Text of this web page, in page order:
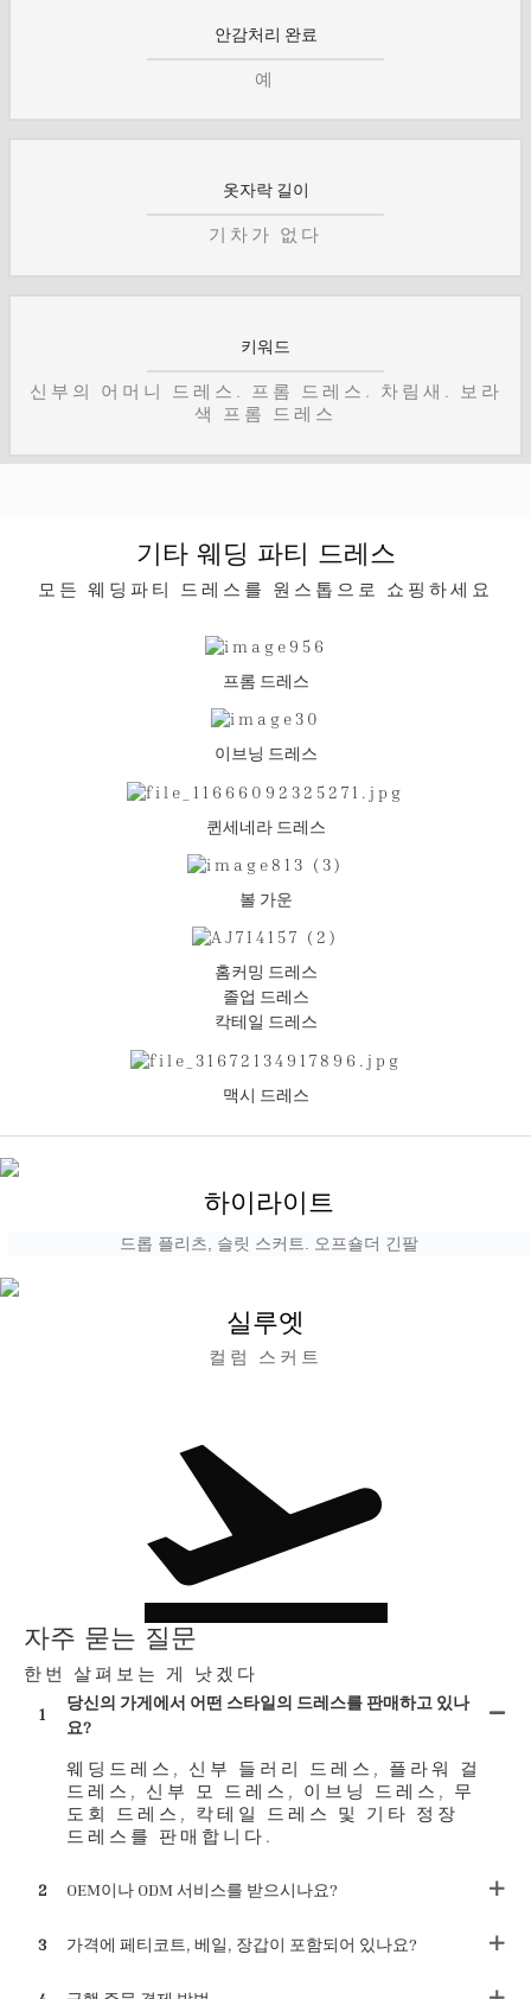
안감처리 완료
예
옷자락 길이
기차가 없다
키워드
신부의 어머니 드레스. 프롬 드레스. 차림새. 보라
색 프롬 드레스
기타 웨딩 파티 드레스
모든 웨딩파티 드레스를 원스톱으로 쇼핑하세요
프롬 드레스
이브닝 드레스
퀸세네라 드레스
볼 가운
홈커밍 드레스
졸업 드레스
칵테일 드레스
맥시 드레스
하이라이트
드롭 플리츠, 슬릿 스커트. 오프숄더 긴팔
실루엣
컬럼 스커트
자주 묻는 질문
한번 살펴보는 게 낫겠다
1
당신의 가게에서 어떤 스타일의 드레스를 판매하고 있나
요?
웨딩드레스, 신부 들러리 드레스, 플라워 걸
드레스, 신부 모 드레스, 이브닝 드레스, 무
도회 드레스, 칵테일 드레스 및 기타 정장
드레스를 판매합니다.
2 OEM이나 ODM 서비스를 받으시나요?
3 가격에 페티코트, 베일, 장갑이 포함되어 있나요?